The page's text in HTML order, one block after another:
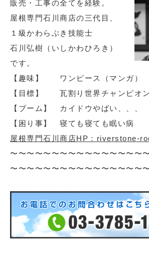
販売・工事の全てを経験。
屋根専門石川商店の三代目、
１級かわらぶき技能士
石川弘樹（いしかわひろき）
です。
【趣味】 ワンピース（マンガ）
【目標】 瓦割り世界チャンピオン
【ブーム】 カイドウやばい、、、
【困り事】 寝ても寝ても眠い病
屋根専門石川商店HP：riverstone-
〜〜〜〜〜〜〜〜〜〜〜〜〜〜〜〜
〜〜〜〜〜〜〜〜〜〜〜〜〜〜〜〜